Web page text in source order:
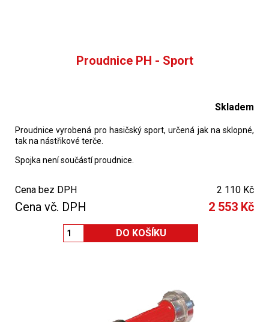
Proudnice PH - Sport
Skladem
Proudnice vyrobená pro hasičský sport, určená jak na sklopné,
tak na nástřikové terče.
Spojka není součástí proudnice.
Cena bez DPH 2 110 Kč
Cena vč. DPH 2 553 Kč